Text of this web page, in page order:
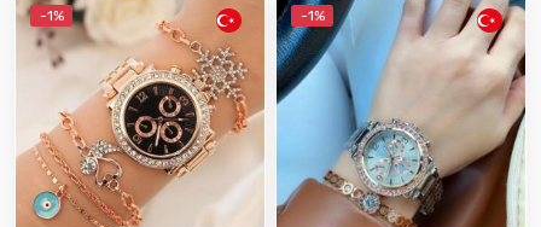
-1% -1%